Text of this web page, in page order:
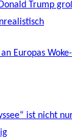
Trump
Europas
ist nicht